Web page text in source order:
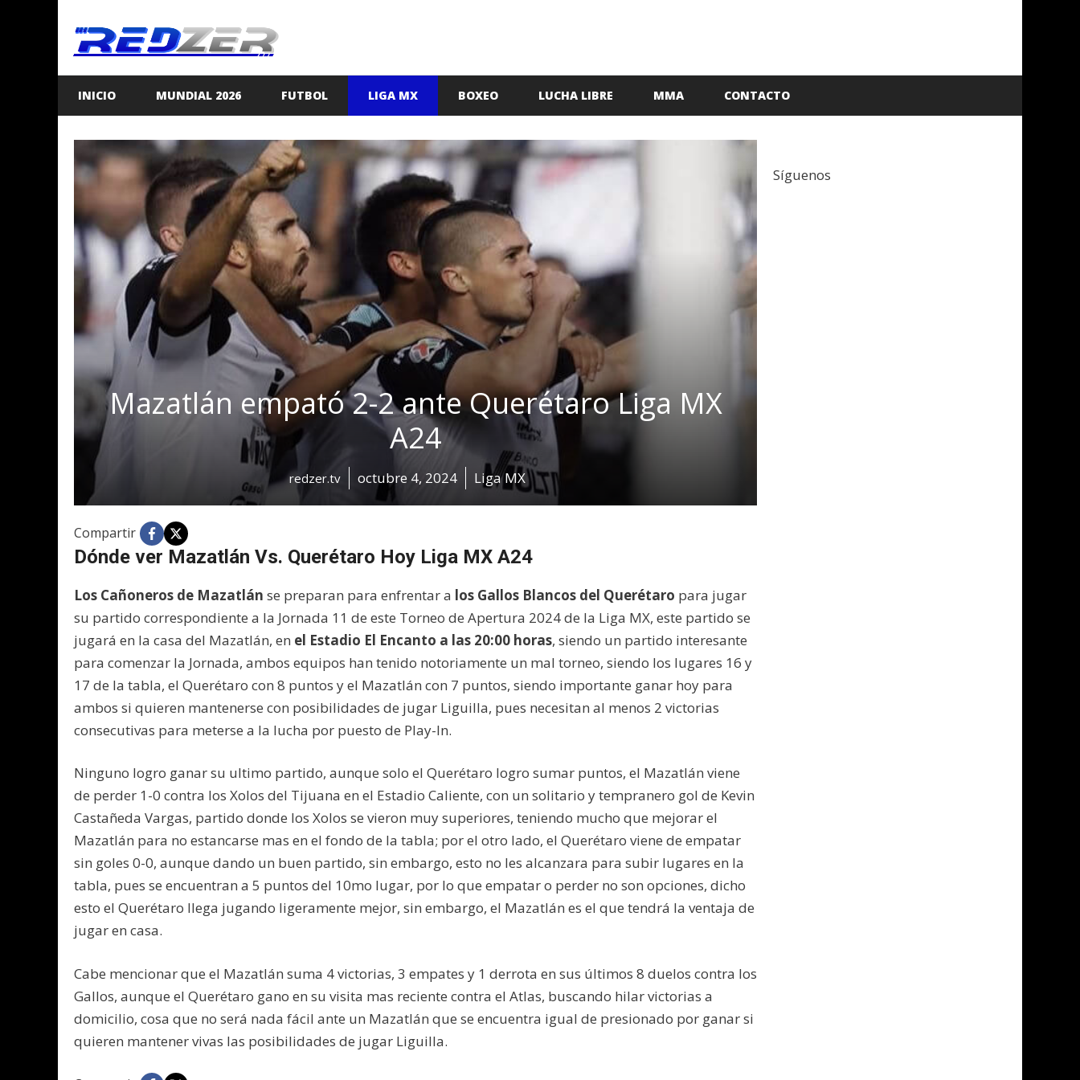
contenido
INICIO MUNDIAL 2026 FUTBOL LIGA MX BOXEO LUCHA LIBRE MMA CONTACTO
Mazatlán empató 2-2 ante Querétaro Liga MX
A24
redzer.tv octubre 4, 2024 Liga MX
Compartir
Dónde ver Mazatlán Vs. Querétaro Hoy Liga MX A24
Los Cañoneros de Mazatlán se preparan para enfrentar a los Gallos Blancos del Querétaro para jugar
su partido correspondiente a la Jornada 11 de este Torneo de Apertura 2024 de la Liga MX, este partido se
jugará en la casa del Mazatlán, en el Estadio El Encanto a las 20:00 horas, siendo un partido interesante
para comenzar la Jornada, ambos equipos han tenido notoriamente un mal torneo, siendo los lugares 16 y
17 de la tabla, el Querétaro con 8 puntos y el Mazatlán con 7 puntos, siendo importante ganar hoy para
ambos si quieren mantenerse con posibilidades de jugar Liguilla, pues necesitan al menos 2 victorias
consecutivas para meterse a la lucha por puesto de Play-In.
Ninguno logro ganar su ultimo partido, aunque solo el Querétaro logro sumar puntos, el Mazatlán viene
de perder 1-0 contra los Xolos del Tijuana en el Estadio Caliente, con un solitario y tempranero gol de Kevin
Castañeda Vargas, partido donde los Xolos se vieron muy superiores, teniendo mucho que mejorar el
Mazatlán para no estancarse mas en el fondo de la tabla; por el otro lado, el Querétaro viene de empatar
sin goles 0-0, aunque dando un buen partido, sin embargo, esto no les alcanzara para subir lugares en la
tabla, pues se encuentran a 5 puntos del 10mo lugar, por lo que empatar o perder no son opciones, dicho
esto el Querétaro llega jugando ligeramente mejor, sin embargo, el Mazatlán es el que tendrá la ventaja de
jugar en casa.
Cabe mencionar que el Mazatlán suma 4 victorias, 3 empates y 1 derrota en sus últimos 8 duelos contra los
Gallos, aunque el Querétaro gano en su visita mas reciente contra el Atlas, buscando hilar victorias a
domicilio, cosa que no será nada fácil ante un Mazatlán que se encuentra igual de presionado por ganar si
quieren mantener vivas las posibilidades de jugar Liguilla.
Síguenos